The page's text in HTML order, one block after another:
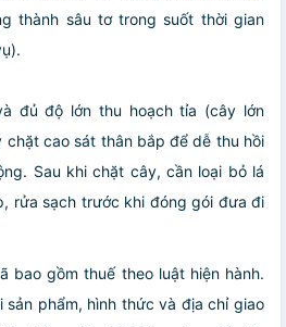
thành sâu tơ trong suốt thời gian
đủ độ lớn thu hoạch tỉa (cây lớn
chặt cao sát thân bắp để dễ thu hồi
Sau khi chặt cây, cần loại bỏ lá
rửa sạch trước khi đóng gói đưa đi
bao gồm thuế theo luật hiện hành.
sản phẩm, hình thức và địa chỉ giao